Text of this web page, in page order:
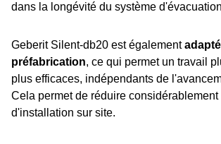
dans la longévité du système
Geberit Silent-db20 est également
préfabrication, ce qui permet un travail
plus efficaces, indépendants de
Cela permet de réduire considérablement
d'installation sur site.